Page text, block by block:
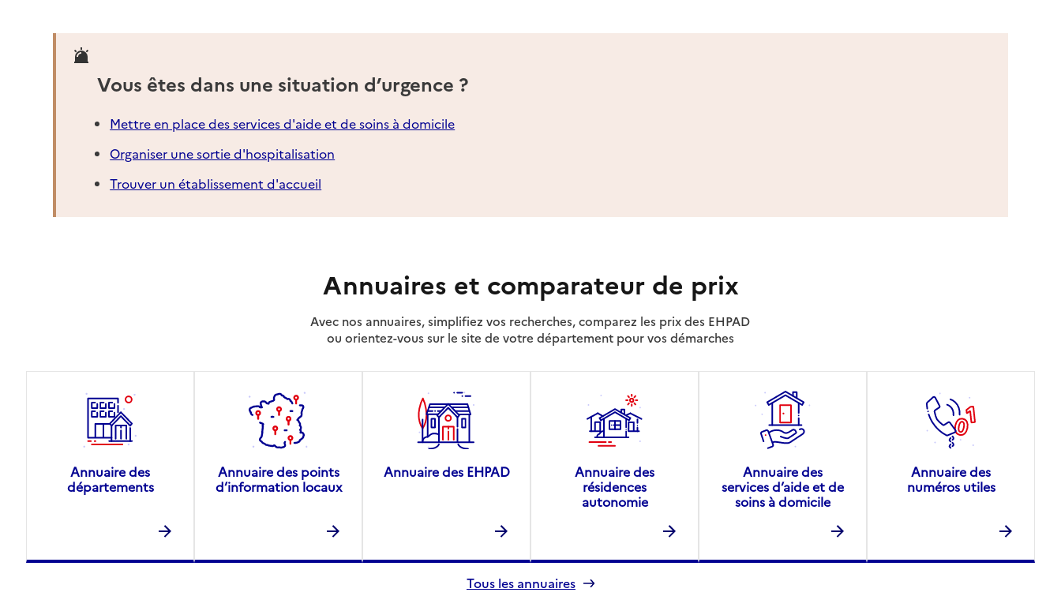
Vous êtes dans une situation d’urgence ?
Mettre en place des services d'aide et de soins à domicile
Organiser une sortie d'hospitalisation
Trouver un établissement d'accueil
Annuaires et comparateur de prix
Avec nos annuaires, simplifiez vos recherches, comparez les prix des EHPAD
ou orientez-vous sur le site de votre département pour vos démarches
Annuaire des
départements
Annuaire des points
d’information locaux
Annuaire des EHPAD
Annuaire des
résidences
autonomie
Annuaire des
services d’aide et de
soins à domicile
Annuaire des
numéros utiles
Tous les annuaires